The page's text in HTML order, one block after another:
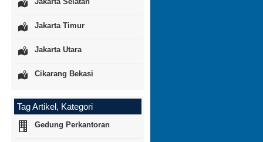
Jakarta Timur
Jakarta Utara
Cikarang Bekasi
Tag Artikel, Kategori
Gedung Perkantoran